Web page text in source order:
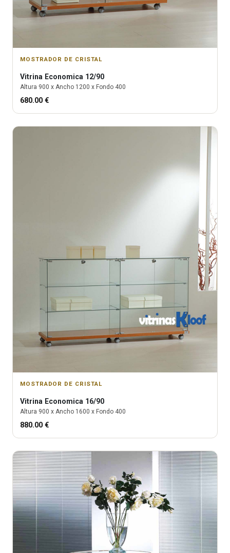
MOSTRADOR DE CRISTAL
Vitrina Economica 12/90
Altura 900 x Ancho 1200 x Fondo 400
680.00 €
MOSTRADOR DE CRISTAL
Vitrina Economica 16/90
Altura 900 x Ancho 1600 x Fondo 400
880.00 €